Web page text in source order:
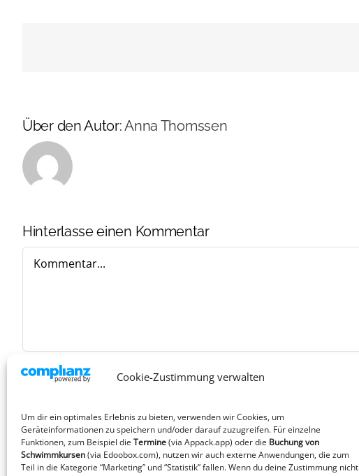
Cookie-Zustimmung verwalten
Um dir ein optimales Erlebnis zu bieten, verwenden wir Cookies, um
Geräteinformationen zu speichern und/oder darauf zuzugreifen. Für einzelne
Funktionen, zum Beispiel die Termine(via Appack.app) oder die Buchung von
Schwimmkursen(via Edoobox.com), nutzen wir auch externe Anwendungen, die zum
Teil in die Kategorie “Marketing” und “Statistik” fallen. Wenn du deine Zustimmung nicht
Über den Autor:Anna Thomssen
Hinterlasse einen Kommentar
Kommentar